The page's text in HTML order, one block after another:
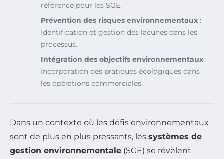
référence pour les SGE.
Prévention des risques environnementaux :
Identification et gestion des lacunes dans les
processus.
Intégration des objectifs environnementaux :
Incorporation des pratiques écologiques dans
les opérations commerciales.
Dans un contexte où les défis environnementaux
sont de plus en plus pressants, les systèmes de
gestion environnementale (SGE) se révèlent